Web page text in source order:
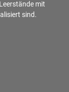
mit
sind.